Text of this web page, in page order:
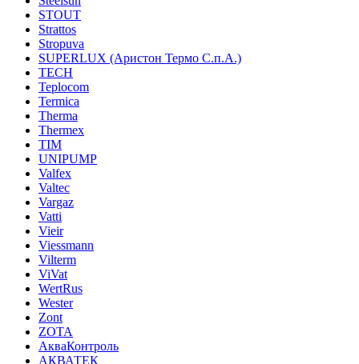
STOUT
Strattos
Stropuva
SUPERLUX (Аристон Термо С.п.А.)
TECH
Teplocom
Termica
Therma
Thermex
TIM
UNIPUMP
Valfex
Valtec
Vargaz
Vatti
Vieir
Viessmann
Vilterm
ViVat
WertRus
Wester
Zont
ZOTA
АкваКонтроль
АКВАТЕК